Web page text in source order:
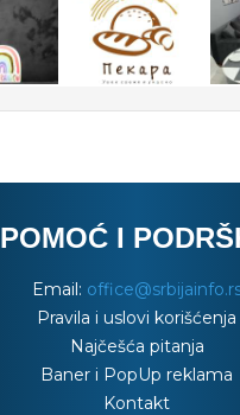
POMOĆ I
Email:
Pravila i uslovi korišćenja
Najčešća pitanja
Baner i PopUp reklama
Kontakt